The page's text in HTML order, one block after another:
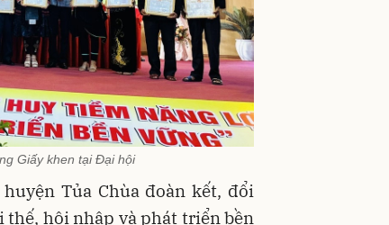
Giấy khen tại Đại hội
Tủa Chùa đoàn kết, đổi
thế, hội nhập và phát triển bền